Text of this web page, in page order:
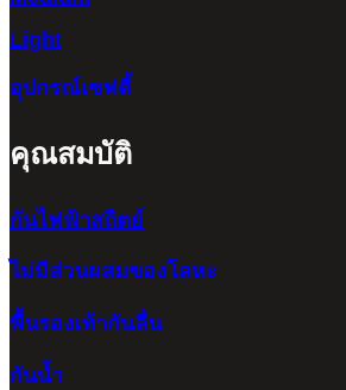
Light
อุปกรณ์เซฟตี้
คุณสมบัติ
กันไฟฟ้าสถิตย์
ไม่มีส่วนผสมของโลหะ
พื้นรองเท้ากันลื่น
กันน้ำ